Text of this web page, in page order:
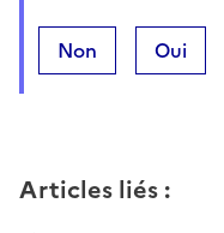
Non Oui
Articles liés :